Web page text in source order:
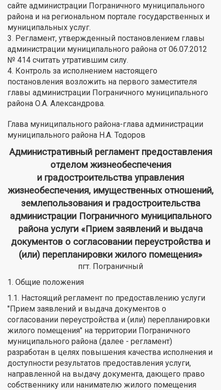
сайте администрации Пограничного муниципального
района и на региональном портале государственных и
муниципальных услуг.
3. Регламент, утвержденный постановлением главы
администрации муниципального района от 06.07.2012
№ 414 считать утратившим силу.
4. Контроль за исполнением настоящего
постановления возложить на первого заместителя
главы администрации Пограничного муниципального
района О.А. Александрова.
Глава муниципального района-глава администрации
муниципального района Н.А. Тодоров
Административный регламент предоставления
отделом жизнеобеспечения
и градостроительства управления
жизнеобеспечения, имущественных отношений,
землепользования и градостроительства
администрации Пограничного муниципального
района услуги «Прием заявлений и выдача
документов о согласовании переустройства и
(или) перепланировки жилого помещения»
пгт. Пограничный
1. Общие положения
1.1. Настоящий регламент по предоставлению услуги
"Прием заявлений и выдача документов о
согласовании переустройства и (или) перепланировки
жилого помещения" на территории Пограничного
муниципального района (далее - регламент)
разработан в целях повышения качества исполнения и
доступности результатов предоставления услуги,
направленной на выдачу документа, дающего право
собственнику или нанимателю жилого помещения